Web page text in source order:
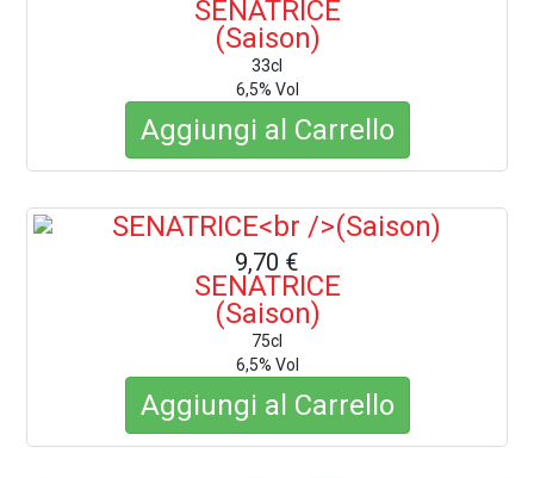
SENATRICE
(Saison)
33cl
6,5% Vol
Aggiungi al Carrello
9,70 €
SENATRICE
(Saison)
75cl
6,5% Vol
Aggiungi al Carrello